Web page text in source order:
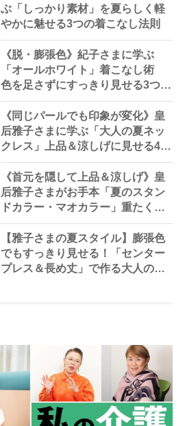
ぶ「しっかり素材」を夏らしく軽
やかに魅せる3つの着こなし法則
《脱・膨張色》紀子さまに学ぶ
「オールホワイト」着こなし術
色を足さずにすっきり見せる3つの
テク
《同じパールでも印象が変化》皇
后雅子さまに学ぶ「大人の夏ネッ
クレス」上品＆涼しげに見せる4つ
の法則
《首元を隠して上品＆涼しげ》皇
后雅子さまがお手本「夏のスタン
ドカラー・マオカラー」重たく見
せないテクニック
【雅子さまの夏スタイル】膨張色
でもすっきり見せる！「センター
プレス＆長め丈」で作る大人の白